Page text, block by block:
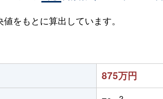
をもとに算出しています。
875万円